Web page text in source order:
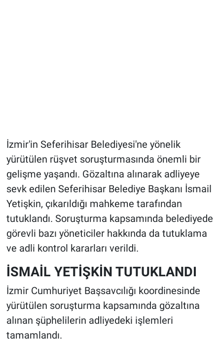
İzmir'in Seferihisar Belediyesi'ne yönelik
yürütülen rüşvet soruşturmasında önemli bir
gelişme yaşandı. Gözaltına alınarak adliyeye
sevk edilen Seferihisar Belediye Başkanı İsmail
Yetişkin, çıkarıldığı mahkeme tarafından
tutuklandı. Soruşturma kapsamında belediyede
görevli bazı yöneticiler hakkında da tutuklama
ve adli kontrol kararları verildi.
İSMAİL YETİŞKİN TUTUKLANDI
İzmir Cumhuriyet Başsavcılığı koordinesinde
yürütülen soruşturma kapsamında gözaltına
alınan şüphelilerin adliyedeki işlemleri
tamamlandı.